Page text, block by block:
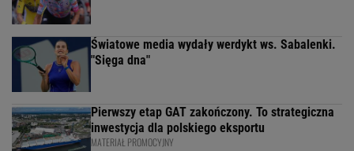
Światowe media wydały werdykt ws. Sabalenki.
"Sięga dna"
Pierwszy etap GAT zakończony. To strategiczna
inwestycja dla polskiego eksportu
MATERIAŁ PROMOCYJNY